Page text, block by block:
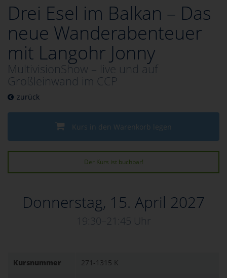
Drei Esel im Balkan – Das
neue Wanderabenteuer
mit Langohr Jonny
MultivisionShow – live und auf
Großleinwand im CCP
zurück
Kurs in den Warenkorb legen
Der Kurs ist buchbar!
Donnerstag, 15. April 2027
19:30–21:45 Uhr
Kursnummer 271-1315 K